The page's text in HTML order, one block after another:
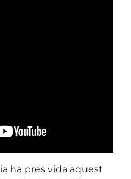
ha pres vida aquest